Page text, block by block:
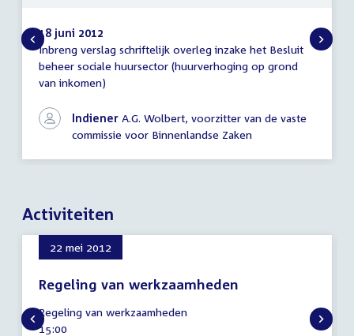
Inbreng
verslag
schriftelijk
18 juni 2012
Inbreng verslag schriftelijk overleg inzake het Besluit
beheer sociale huursector (huurverhoging op grond
van inkomen)
Indiener A.G. Wolbert, voorzitter van de vaste
commissie voor Binnenlandse Zaken
Activiteiten
22 mei 2012
Regeling van werkzaamheden
mei
Regeling van werkzaamheden
Tijd
15:00